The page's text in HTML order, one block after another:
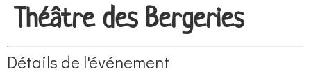
Théâtre des Bergeries
Détails de l'événement